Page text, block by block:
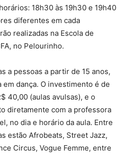
18h30 às 19h30 e 19h40
diferentes em cada
realizadas na Escola de
no Pelourinho.
a pessoas a partir de 15 anos,
dança. O investimento é de
40,00 (aulas avulsas), e o
diretamente com a professora
no dia e horário da aula. Entre
estão Afrobeats, Street Jazz,
Circus, Vogue Femme, entre